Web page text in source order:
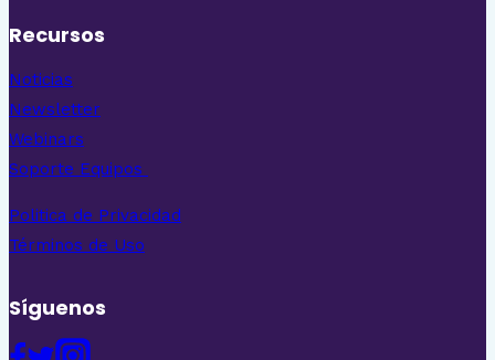
Recursos
Noticias
Newsletter
Webinars
Soporte Equipos
Politica de Privacidad
Términos de Uso
Síguenos